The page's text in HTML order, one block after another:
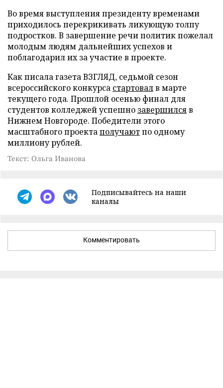
Во время выступления президенту временами
приходилось перекрикивать ликующую толпу
подростков. В завершение речи политик пожелал
молодым людям дальнейших успехов и
поблагодарил их за участие в проекте.
Как писала газета ВЗГЛЯД, седьмой сезон
всероссийского конкурса стартовалв марте
текущего года. Прошлой осенью финал для
студентов колледжей успешно завершилсяв
Нижнем Новгороде. Победители этого
масштабного проектаполучаютпо одному
миллиону рублей.
Текст: Ольга Иванова
Подписывайтесь на наши
каналы
Комментировать